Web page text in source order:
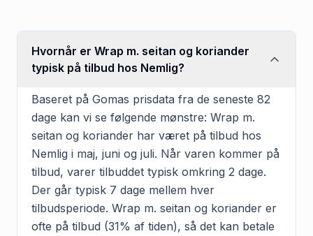
Hvornår er Wrap m. seitan og koriander
typisk på tilbud hos Nemlig?
Baseret på Gomas prisdata fra de seneste 82
dage kan vi se følgende mønstre: Wrap m.
seitan og koriander har været på tilbud hos
Nemlig i maj, juni og juli. Når varen kommer på
tilbud, varer tilbuddet typisk omkring 2 dage.
Der går typisk 7 dage mellem hver
tilbudsperiode. Wrap m. seitan og koriander er
ofte på tilbud (31% af tiden), så det kan betale